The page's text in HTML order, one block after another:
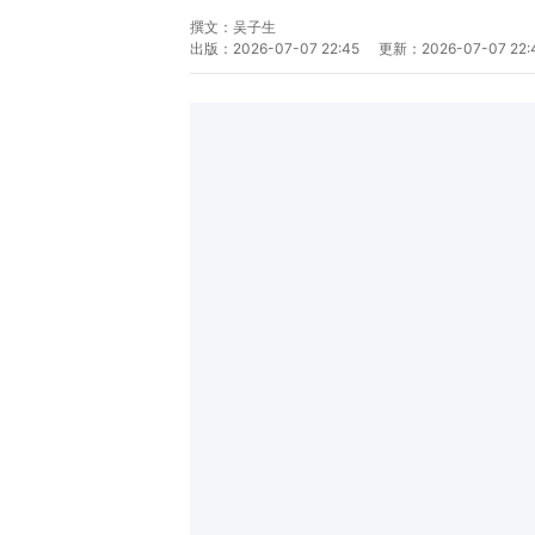
撰文： 吴子生
出版： 2026-07-07 22:45 更新： 2026-07-07